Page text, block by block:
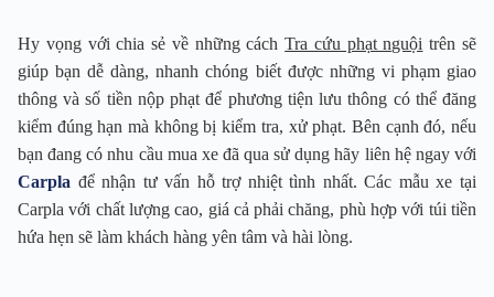
Hy vọng với chia sẻ về những cáchTra cứu phạt nguội trên sẽ
giúp bạn dễ dàng, nhanh chóng biết được những vi phạm giao
thông và số tiền nộp phạt để phương tiện lưu thông có thể đăng
kiểm đúng hạn mà không bị kiểm tra, xử phạt. Bên cạnh đó, nếu
bạn đang có nhu cầu mua xe đã qua sử dụng hãy liên hệ ngay với
Carpla để nhận tư vấn hỗ trợ nhiệt tình nhất. Các mẫu xe tại
Carpla với chất lượng cao, giá cả phải chăng, phù hợp với túi tiền
hứa hẹn sẽ làm khách hàng yên tâm và hài lòng.